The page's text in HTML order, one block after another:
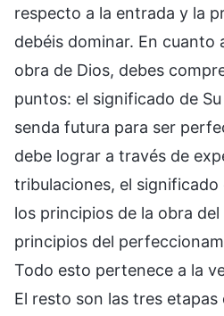
respecto a la entrada y la
debéis dominar. En cuanto
obra de Dios, debes
puntos: el significado de
senda futura para ser
debe lograr a través de
tribulaciones, el significado
los principios de la obra
principios del
Todo esto pertenece a la
El resto son las tres